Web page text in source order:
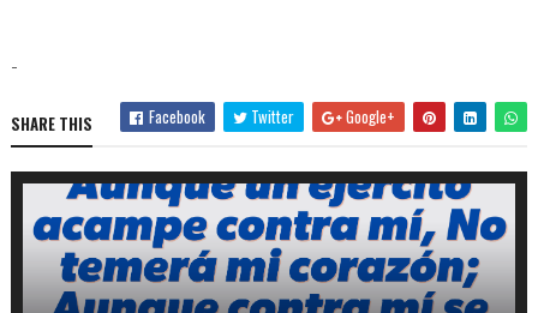
-
SHARE THIS Facebook Twitter Google+